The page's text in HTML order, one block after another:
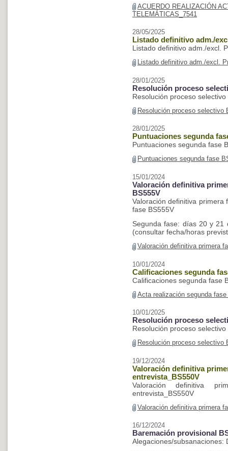
ACUERDO REALIZACIÓN
TELEMÁTICAS_7541
28/05/2025
Listado definitivo adm./
Listado definitivo adm./excl.
Listado definitivo adm./excl.
28/01/2025
Resolución proceso
Resolución proceso selectivo
Resolución proceso selectivo
28/01/2025
Puntuaciones segunda
Puntuaciones segunda fase
Puntuaciones segunda fase
15/01/2024
Valoración definitiva
BS555V
Valoración definitiva primera
fase BS555V
Segunda fase: días 20 y
(consultar fecha/horas
Valoración definitiva primera
10/01/2024
Calificaciones segunda
Calificaciones segunda fase
Acta realización segunda
10/01/2025
Resolución proceso
Resolución proceso selectivo
Resolución proceso selectivo
19/12/2024
Valoración definitiva
entrevista_BS550V
Valoración definitiva
entrevista_BS550V
Valoración definitiva primera
16/12/2024
Baremación provisional
Alegaciones/subsanaciones: